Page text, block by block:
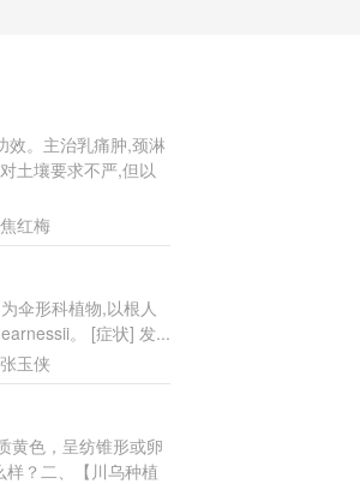
效。主治乳痛肿,颈淋
土壤要求不严,但以
红梅
伞形科植物,以根人
。 [症状] 发...
玉侠
黄色，呈纺锥形或卵
？二、【川乌种植